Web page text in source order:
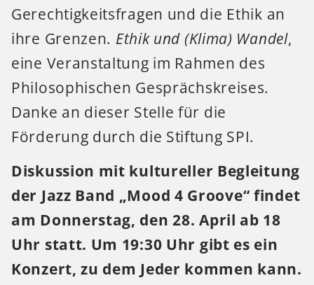
Gerechtigkeitsfragen und die Ethik an
ihre Grenzen. Ethik und (Klima) Wandel,
eine Veranstaltung im Rahmen des
Philosophischen Gesprächskreises.
Danke an dieser Stelle für die
Förderung durch die Stiftung SPI.
Diskussion mit kultureller Begleitung
der Jazz Band „Mood 4 Groove“ findet
am Donnerstag, den 28. April ab 18
Uhr statt. Um 19:30 Uhr gibt es ein
Konzert, zu dem Jeder kommen kann.